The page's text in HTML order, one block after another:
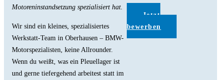
Motoreninstandsetzung spezialisiert hat.
Wir sind ein kleines, spezialisiertes
Werkstatt-Team in Oberhausen – BMW-
Motorspezialisten, keine Allrounder.
Wenn du weißt, was ein Pleuellager ist
und gerne tiefergehend arbeitest statt im
Jetzt
bewerben